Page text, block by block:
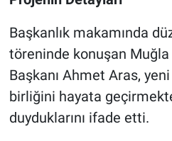
Başkanlık makamında
töreninde konuşan
Başkanı Ahmet Aras, yeni
birliğini hayata
duyduklarını ifade etti.